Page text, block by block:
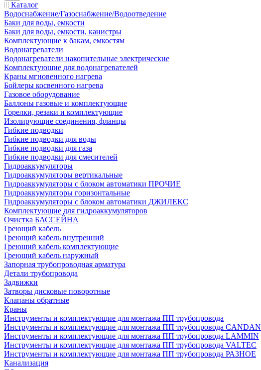
Каталог
Водоснабжение/Газоснабжение/Водоотведение
Баки для воды, емкости
Баки для воды, емкости, канистры
Комплектующие к бакам, емкостям
Водонагреватели
Водонагреватели накопительные электрические
Комплектующие для водонагревателей
Краны мгновенного нагрева
Бойлеры косвенного нагрева
Газовое оборудование
Баллоны газовые и комплектующие
Горелки, резаки и комплектующие
Изолирующие соединения, фланцы
Гибкие подводки
Гибкие подводки для воды
Гибкие подводки для газа
Гибкие подводки для смесителей
Гидроаккумуляторы
Гидроаккумуляторы вертикальные
Гидроаккумуляторы с блоком автоматики ПРОЧИЕ
Гидроаккумуляторы горизонтальные
Гидроаккумуляторы с блоком автоматики ДЖИЛЕКС
Комплектующие для гидроаккумуляторов
Очистка БАССЕЙНА
Греющий кабель
Греющий кабель внутренний
Греющий кабель комплектующие
Греющий кабель наружный
Запорная трубопроводная арматура
Детали трубопровода
Задвижки
Затворы дисковые поворотные
Клапаны обратные
Краны
Инструменты и комплектующие для монтажа ПП трубопровода
Инструменты и комплектующие для монтажа ПП трубопровода CANDAN
Инструменты и комплектующие для монтажа ПП трубопровода LAMMIN
Инструменты и комплектующие для монтажа ПП трубопровода VALTEC
Инструменты и комплектующие для монтажа ПП трубопровода РАЗНОЕ
Канализация